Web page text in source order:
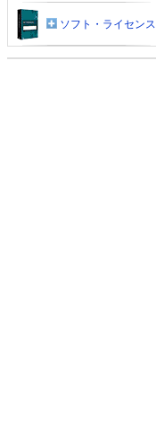
ソフト・ライセンス